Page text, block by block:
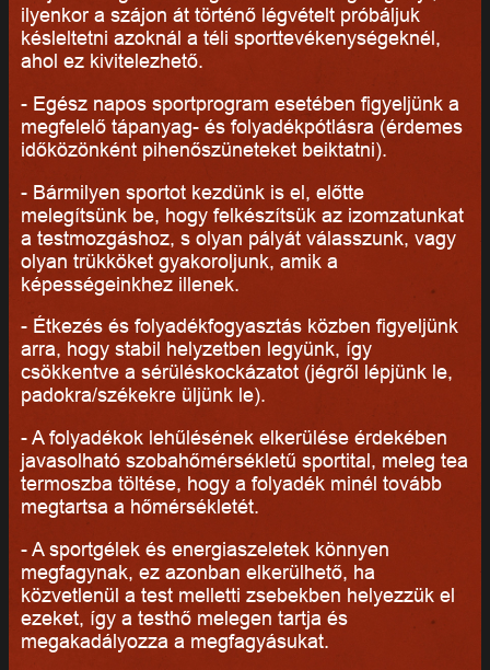
ilyenkor a szájon át történő légvételt próbáljuk
késleltetni azoknál a téli sporttevékenységeknél,
ahol ez kivitelezhető.
- Egész napos sportprogram esetében figyeljünk a
megfelelő tápanyag- és folyadékpótlásra (érdemes
időközönként pihenőszüneteket beiktatni).
- Bármilyen sportot kezdünk is el, előtte
melegítsünk be, hogy felkészítsük az izomzatunkat
a testmozgáshoz, s olyan pályát válasszunk, vagy
olyan trükköket gyakoroljunk, amik a
képességeinkhez illenek.
- Étkezés és folyadékfogyasztás közben figyeljünk
arra, hogy stabil helyzetben legyünk, így
csökkentve a sérüléskockázatot (jégről lépjünk le,
padokra/székekre üljünk le).
- A folyadékok lehűlésének elkerülése érdekében
javasolható szobahőmérsékletű sportital, meleg tea
termoszba töltése, hogy a folyadék minél tovább
megtartsa a hőmérsékletét.
- A sportgélek és energiaszeletek könnyen
megfagynak, ez azonban elkerülhető, ha
közvetlenül a test melletti zsebekben helyezzük el
ezeket, így a testhő melegen tartja és
megakadályozza a megfagyásukat.